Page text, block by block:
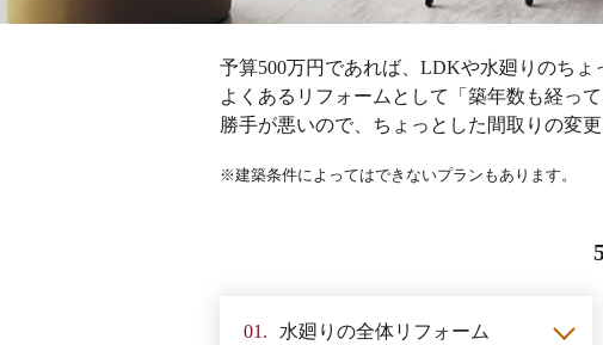
予算500万円であれば、LDKや水廻りのちょ
よくあるリフォームとして「築年数も経っ
勝手が悪いので、ちょっとした間取りの変
建築条件によってはできないプランもあります。
01. 水廻りの全体リフォーム